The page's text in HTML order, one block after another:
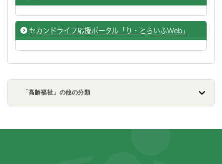
セカンドライフ応援ポータル「り・とらいふWeb」
「高齢福祉」の他の分類